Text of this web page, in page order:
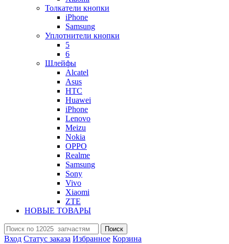
Толкатели кнопки
iPhone
Samsung
Уплотнители кнопки
5
6
Шлейфы
Alcatel
Asus
HTC
Huawei
iPhone
Lenovo
Meizu
Nokia
OPPO
Realme
Samsung
Sony
Vivo
Xiaomi
ZTE
НОВЫЕ ТОВАРЫ
Поиск
Вход Статус заказа Избранное Корзина